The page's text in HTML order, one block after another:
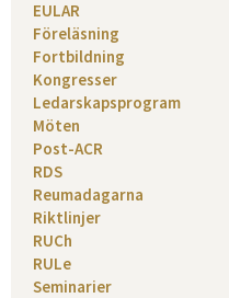
EULAR
Föreläsning
Fortbildning
Kongresser
Ledarskapsprogram
Möten
Post-ACR
RDS
Reumadagarna
Riktlinjer
RUCh
RULe
Seminarier